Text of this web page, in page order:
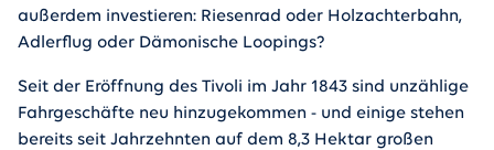
außerdem investieren: Riesenrad oder Holzachterbahn,
Adlerflug oder Dämonische Loopings?
Seit der Eröffnung des Tivoli im Jahr 1843 sind unzählige
Fahrgeschäfte neu hinzugekommen - und einige stehen
bereits seit Jahrzehnten auf dem 8,3 Hektar großen